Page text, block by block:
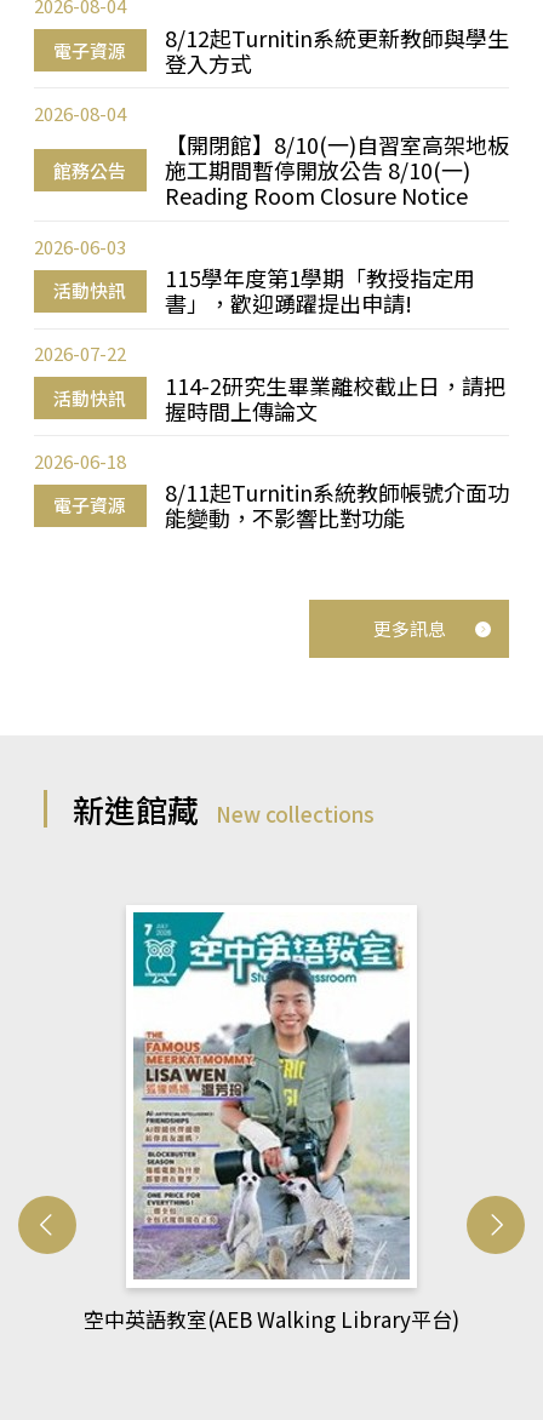
電子資源
8/12起Turnitin系統更新教師與學生
登入方式
2026-08-04
館務公告
【開閉館】8/10(一)自習室高架地板
施工期間暫停開放公告 8/10(一)
Reading Room Closure Notice
2026-08-04
活動快訊
115學年度第1學期「教授指定用
書」，歡迎踴躍提出申請!
2026-06-03
活動快訊
114-2研究生畢業離校截止日，請把
握時間上傳論文
2026-07-22
電子資源
8/11起Turnitin系統教師帳號介面功
能變動，不影響比對功能
2026-06-18
更多訊息
新進館藏 New collections
網管人(kono平台)